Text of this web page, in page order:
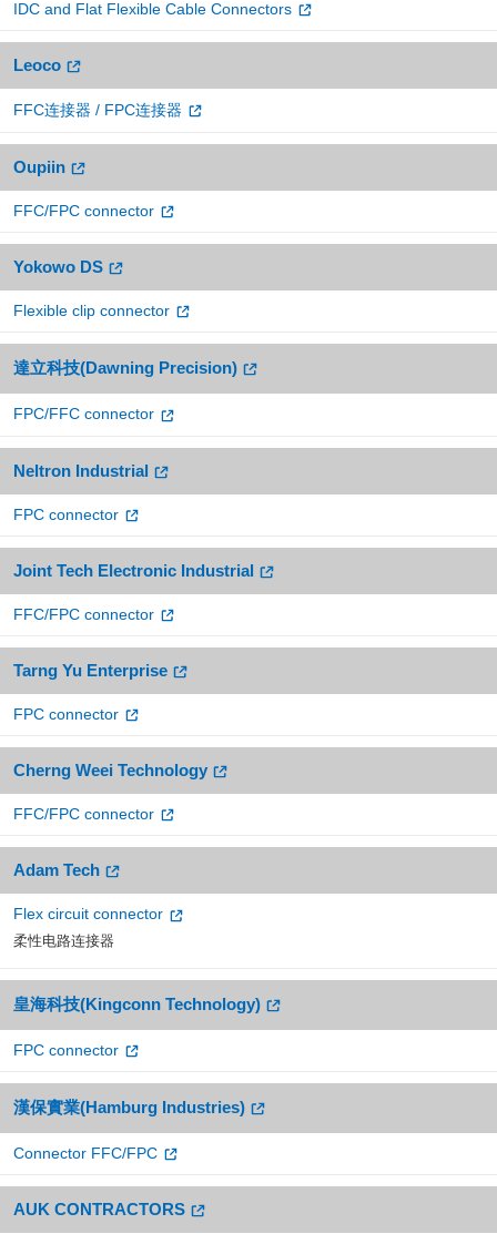
IDC and Flat Flexible Cable Connectors
Leoco
FFC连接器 / FPC连接器
Oupiin
FFC/FPC connector
Yokowo DS
Flexible clip connector
達立科技(Dawning Precision)
FPC/FFC connector
Neltron Industrial
FPC connector
Joint Tech Electronic Industrial
FFC/FPC connector
Tarng Yu Enterprise
FPC connector
Cherng Weei Technology
FFC/FPC connector
Adam Tech
Flex circuit connector
柔性电路连接器
皇海科技(Kingconn Technology)
FPC connector
漢保實業(Hamburg Industries)
Connector FFC/FPC
AUK CONTRACTORS